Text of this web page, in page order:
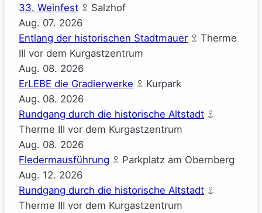
33. Weinfest
Salzhof
Aug. 07. 2026
Entlang der historischen Stadtmauer
Therme
III vor dem Kurgastzentrum
Aug. 08. 2026
ErLEBE die Gradierwerke
Kurpark
Aug. 08. 2026
Rundgang durch die historische Altstadt
Therme III vor dem Kurgastzentrum
Aug. 08. 2026
Fledermausführung
Parkplatz am Obernberg
Aug. 12. 2026
Rundgang durch die historische Altstadt
Therme III vor dem Kurgastzentrum